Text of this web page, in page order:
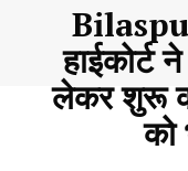
हाईकोर्ट
लेकर शुरू
को